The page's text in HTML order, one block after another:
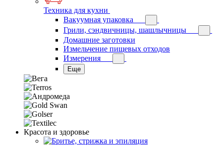
Техника для кухни
Вакуумная упаковка
Грили, сэндвичницы, шашлычницы
Домашние заготовки
Измельчение пищевых отходов
Измерения
Еще
Красота и здоровье